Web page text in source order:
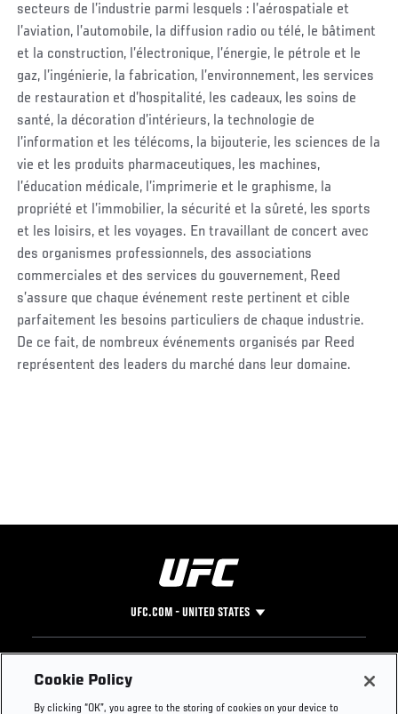
secteurs de l’industrie parmi lesquels : l’aérospatiale et
l’aviation, l’automobile, la diffusion radio ou télé, le bâtiment
et la construction, l’électronique, l’énergie, le pétrole et le
gaz, l’ingénierie, la fabrication, l’environnement, les services
de restauration et d’hospitalité, les cadeaux, les soins de
santé, la décoration d’intérieurs, la technologie de
l’information et les télécoms, la bijouterie, les sciences de la
vie et les produits pharmaceutiques, les machines,
l’éducation médicale, l’imprimerie et le graphisme, la
propriété et l’immobilier, la sécurité et la sûreté, les sports
et les loisirs, et les voyages. En travaillant de concert avec
des organismes professionnels, des associations
commerciales et des services du gouvernement, Reed
s’assure que chaque événement reste pertinent et cible
parfaitement les besoins particuliers de chaque industrie.
De ce fait, de nombreux événements organisés par Reed
représentent des leaders du marché dans leur domaine.
UFC.COM - UNITED STATES
Footer
UFC
Cookie Policy
By clicking “OK”, you agree to the storing of cookies on your device to